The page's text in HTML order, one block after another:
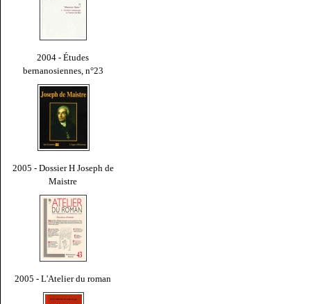
2004 - Études
bernanosiennes, n°23
2005 - Dossier H Joseph de
Maistre
2005 - L'Atelier du roman